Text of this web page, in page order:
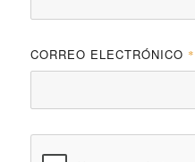
CORREO ELECTRÓNICO *